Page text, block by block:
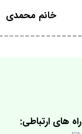
خانم محمدی
راه های ارتباطی: